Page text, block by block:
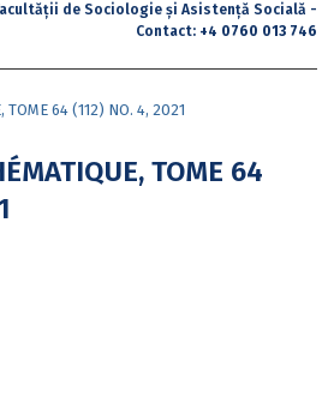
de Sociologie și Asistență Socială -
Contact: +4 0760 013 746
TOME 64